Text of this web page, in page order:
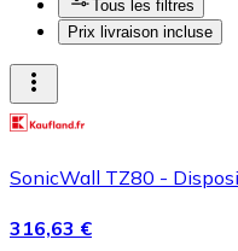
Tous les filtres
Prix livraison incluse
SonicWall TZ80 -
316,63 €